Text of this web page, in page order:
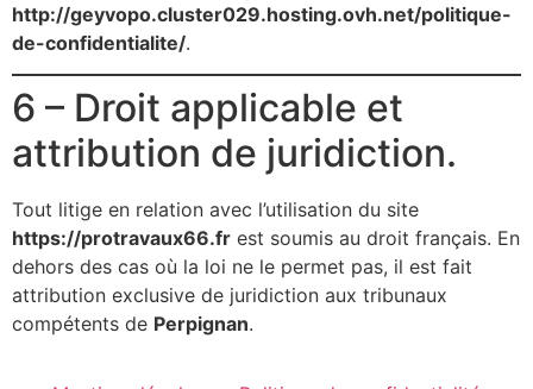
http://geyvopo.cluster029.hosting.ovh.net/politique-
de-confidentialite/.
6 – Droit applicable et
attribution de juridiction.
Tout litige en relation avec l’utilisation du site
https://protravaux66.fr est soumis au droit français. En
dehors des cas où la loi ne le permet pas, il est fait
attribution exclusive de juridiction aux tribunaux
compétents de Perpignan.